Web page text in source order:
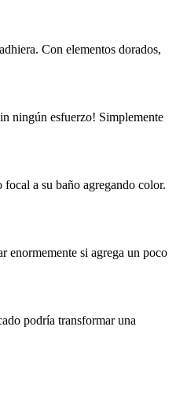
Con elementos dorados,
ningún esfuerzo! Simplemente
a su baño agregando color.
enormemente si agrega un poco
podría transformar una